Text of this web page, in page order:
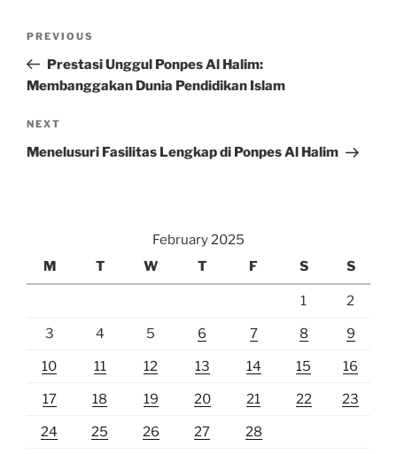
Previous
Post
PREVIOUS
Prestasi Unggul Ponpes Al Halim:
Membanggakan Dunia Pendidikan Islam
Next
Post
NEXT
Menelusuri Fasilitas Lengkap di Ponpes Al Halim
February 2025
M
T W T F S S
1 2
3 4 5 6 7 8 9
10 11 12 13 14 15 16
17 18 19 20 21 22 23
24 25 26 27 28